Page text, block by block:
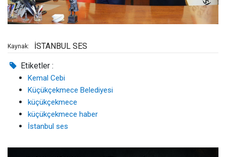
Kaynak: İSTANBUL SES
Etiketler :
Kemal Cebi
Küçükçekmece Belediyesi
küçükçekmece
küçükçekmece haber
İstanbul ses